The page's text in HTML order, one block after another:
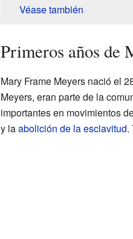
Véase también
Primeros años de
Mary Frame Meyers nació el
Meyers, eran parte de la
importantes en movimientos
y laabolición de la esclavitud.